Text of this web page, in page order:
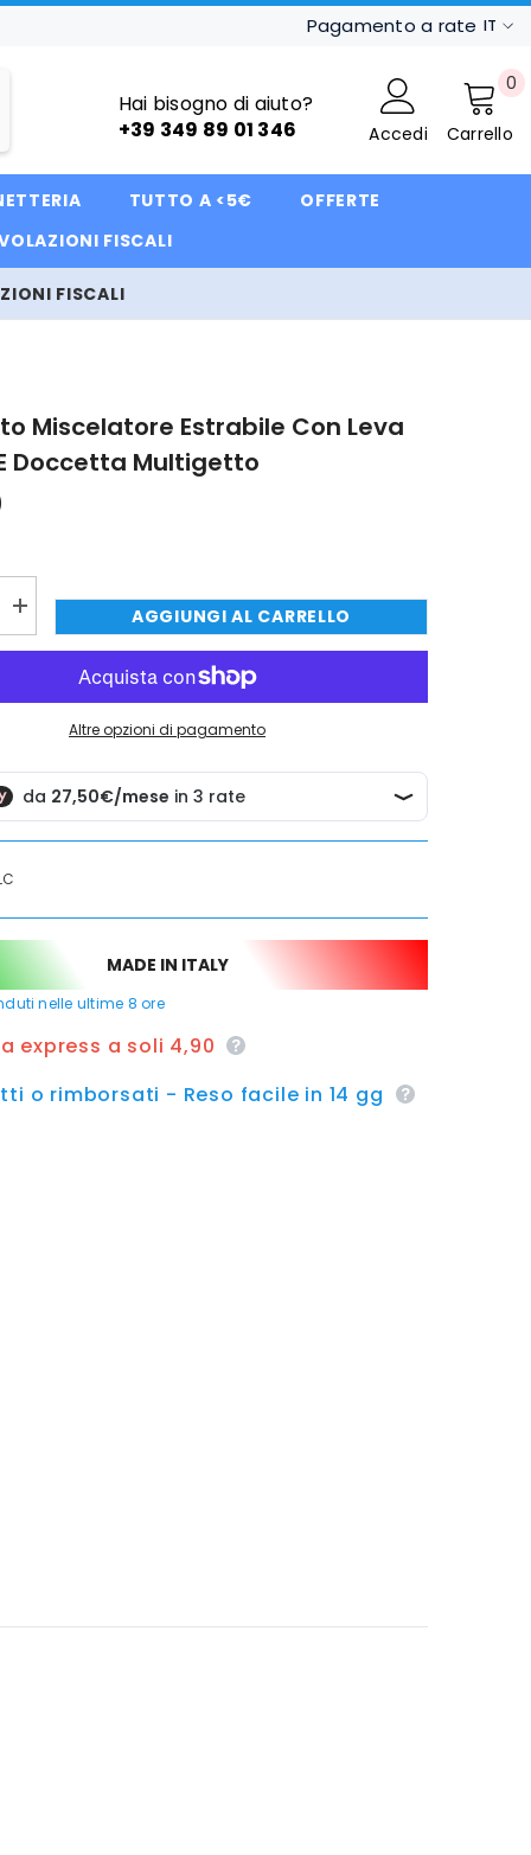
Pagamento a rate IT
DE
Hai bisogno di aiuto?
+39 349 89 01 346
Accedi Carrello
00
ORA
ORA
ORA
ORA
TUTTO A <5€
OFFERTE
FISCALI
FISCALI
Miscelatore Estrabile Con Leva
Doccetta Multigetto
Aumenta
quantità
per
Rubinetto
miscelatore
estrabile
e
doccetta
multigetto
AGGIUNGI AL CARRELLO
Altre opzioni di pagamento
MADE IN ITALY
nelle ultime 8 ore
express a soli 4,90
o rimborsati - Reso facile in 14 gg